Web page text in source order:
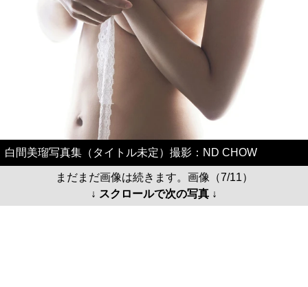
白間美瑠写真集（タイトル未定）撮影：ND CHOW
まだまだ画像は続きます。画像（7/11）
↓ スクロールで次の写真 ↓